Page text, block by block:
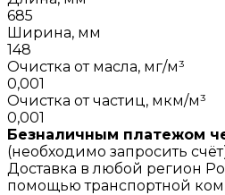
685
Ширина, мм
148
Очистка от масла, мг/м³
0,001
Очистка от частиц, мкм/м³
0,001
Безналичным платежом
(необходимо запросить
Доставка в любой регион
помощью транспортной